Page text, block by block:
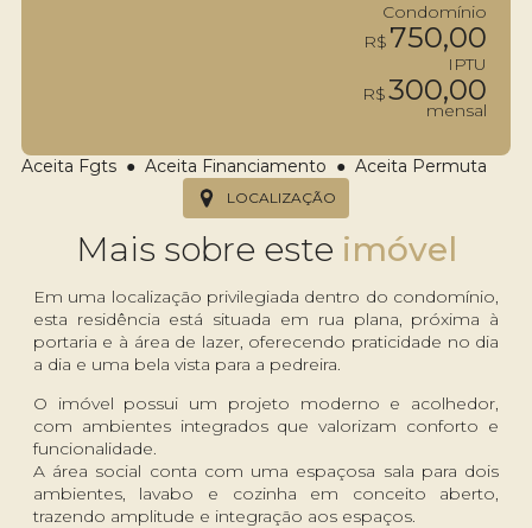
Condomínio
R$ 750,00
IPTU
R$300,00
mensal
Aceita Fgts ● Aceita Financiamento ● Aceita Permuta
LOCALIZAÇÃO
Mais sobre este
Em uma localização privilegiada dentro do condomínio,
esta residência está situada em rua plana, próxima à
portaria e à área de lazer, oferecendo praticidade no dia
a dia e uma bela vista para a pedreira.
O imóvel possui um projeto moderno e acolhedor,
com ambientes integrados que valorizam conforto e
funcionalidade.
A área social conta com uma espaçosa sala para dois
ambientes, lavabo e cozinha em conceito aberto,
trazendo amplitude e integração aos espaços.